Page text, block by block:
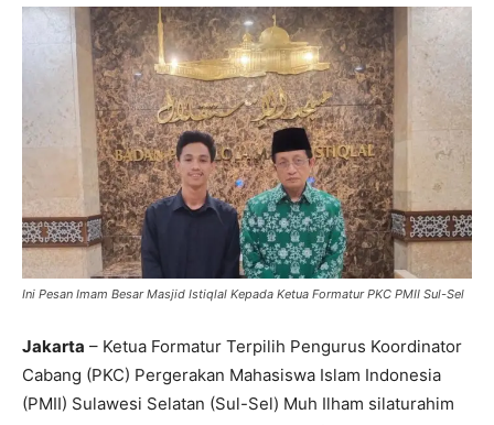
Ini Pesan Imam Besar Masjid Istiqlal Kepada Ketua Formatur PKC PMII Sul-Sel
Jakarta – Ketua Formatur Terpilih Pengurus Koordinator
Cabang (PKC) Pergerakan Mahasiswa Islam Indonesia
(PMII) Sulawesi Selatan (Sul-Sel) Muh Ilham silaturahim